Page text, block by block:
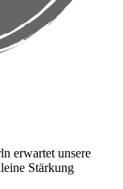
erwartet unsere
Stärkung